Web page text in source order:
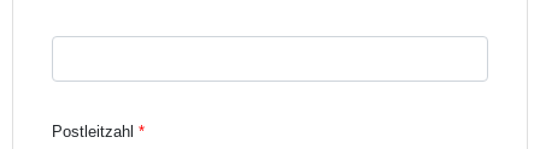
Straße und Hausnummer Zeile 3
Postleitzahl